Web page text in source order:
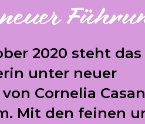
2020 steht das
unter neuer
Cornelia
Mit den feinen